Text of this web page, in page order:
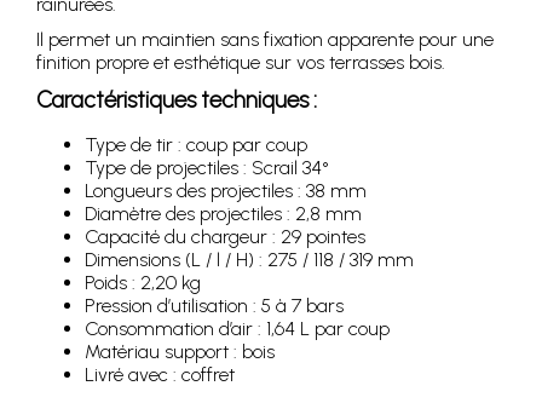
Il permet un maintien sans fixation apparente pour une
finition propre et esthétique sur vos terrasses bois.
Caractéristiques techniques :
Type de tir : coup par coup
Type de projectiles : Scrail 34°
Longueurs des projectiles : 38 mm
Diamètre des projectiles : 2,8 mm
Capacité du chargeur : 29 pointes
Dimensions (L / l / H) : 275 / 118 / 319 mm
Poids : 2,20 kg
Pression d’utilisation : 5 à 7 bars
Consommation d’air : 1,64 L par coup
Matériau support : bois
Livré avec : coffret